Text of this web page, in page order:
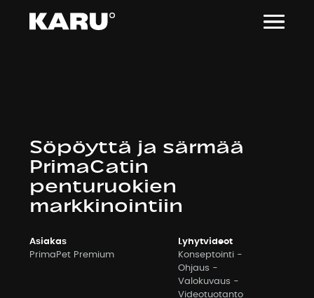
sisältöön
Söpöyttä ja särmää
PrimaCatin
penturuokien
markkinointiin
Asiakas
PrimaPet Premium
Lyhytvideot
Konseptointi
Ohjaus
Valokuvaus
Videotuotanto